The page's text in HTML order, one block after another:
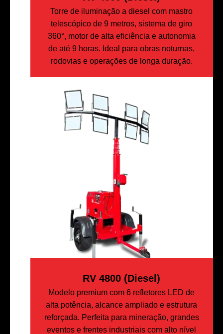
Torre de iluminação a diesel com mastro
telescópico de 9 metros, sistema de giro
360°, motor de alta eficiência e autonomia
de até 9 horas. Ideal para obras noturnas,
rodovias e operações de longa duração.
RV 4800 (Diesel)
Modelo premium com 6 refletores LED de
alta potência, alcance ampliado e estrutura
reforçada. Perfeita para mineração, grandes
eventos e frentes industriais com alto nível